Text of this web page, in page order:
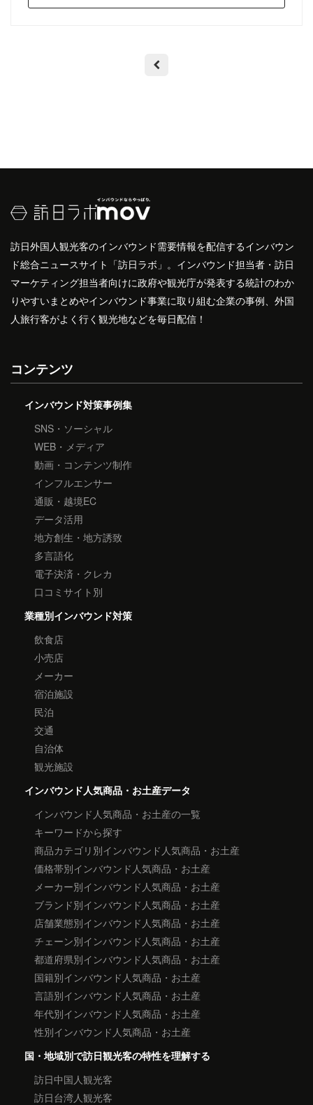
訪日外国人観光客のインバウンド需要情報を配信するインバウン
ド総合ニュースサイト「訪日ラボ」。インバウンド担当者・訪日
マーケティング担当者向けに政府や観光庁が発表する統計のわか
りやすいまとめやインバウンド事業に取り組む企業の事例、外国
人旅行客がよく行く観光地などを毎日配信！
コンテンツ
インバウンド対策事例集
SNS・ソーシャル
WEB・メディア
動画・コンテンツ制作
インフルエンサー
通販・越境EC
データ活用
地方創生・地方誘致
多言語化
電子決済・クレカ
口コミサイト別
業種別インバウンド対策
飲食店
小売店
メーカー
宿泊施設
民泊
交通
自治体
観光施設
インバウンド人気商品・お土産データ
インバウンド人気商品・お土産の一覧
キーワードから探す
商品カテゴリ別インバウンド人気商品・お土産
価格帯別インバウンド人気商品・お土産
メーカー別インバウンド人気商品・お土産
ブランド別インバウンド人気商品・お土産
店舗業態別インバウンド人気商品・お土産
チェーン別インバウンド人気商品・お土産
都道府県別インバウンド人気商品・お土産
国籍別インバウンド人気商品・お土産
言語別インバウンド人気商品・お土産
年代別インバウンド人気商品・お土産
性別インバウンド人気商品・お土産
国・地域別で訪日観光客の特性を理解する
訪日中国人観光客
訪日台湾人観光客